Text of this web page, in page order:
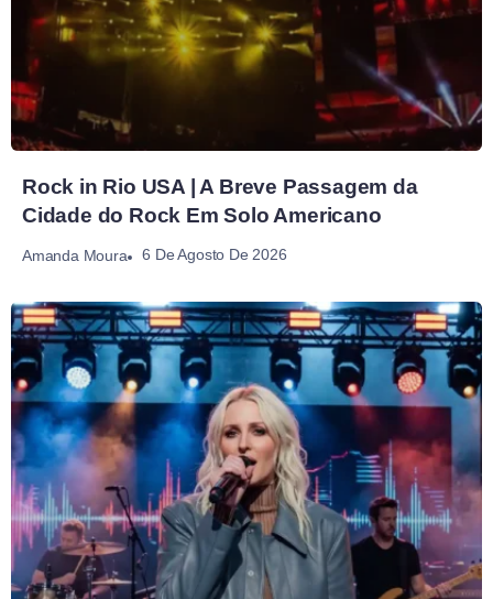
Rock in Rio USA | A Breve Passagem da
Cidade do Rock Em Solo Americano
Amanda Moura 6 De Agosto De 2026